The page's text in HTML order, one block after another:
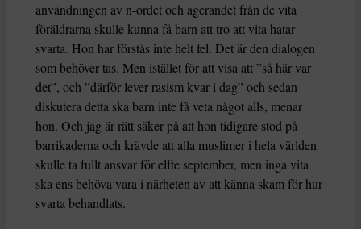
användningen av n-ordet och agerandet från de vita
föräldrarna skulle kunna få barn att tro att vita hatar
svarta. Hon har förstås inte helt fel. Det är den dialogen
som behöver tas. Men istället för att visa att ”så här var
det”, och ”därför lever rasism kvar i dag” och sedan
diskutera detta ska barn inte få veta något alls, menar
hon. Och jag är rätt säker på att hon tidigare stod på
barrikaderna och krävde att alla muslimer i hela världen
skulle ta fullt ansvar för elfte september, men inga vita
ska ens behöva vara i närheten av att känna skam för hur
svarta behandlats.